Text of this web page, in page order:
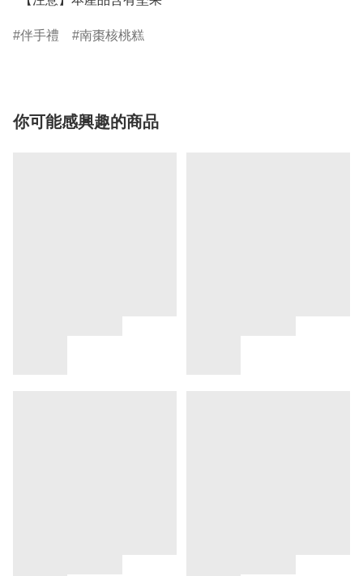
伴手禮 南棗核桃糕
你可能感興趣的商品